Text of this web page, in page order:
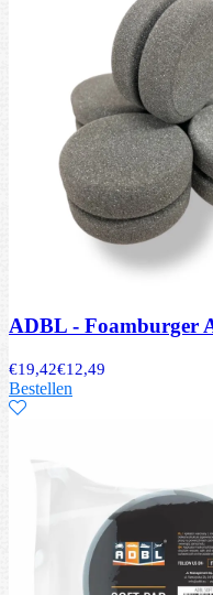
ADBL - Foamburger
€19,42€12,49
Bestellen